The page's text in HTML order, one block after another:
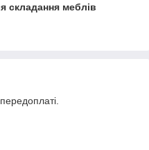
складання меблів